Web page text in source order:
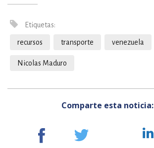
Etiquetas:
recursos transporte venezuela
Nicolas Maduro
Comparte esta noticia: